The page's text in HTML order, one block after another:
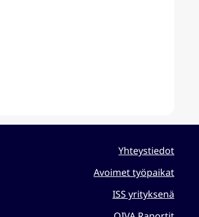
Yhteystiedot
Avoimet työpaikat
ISS yrityksenä